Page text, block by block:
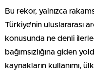
Bu rekor, yalnızca
Türkiye’nin uluslararası
konusunda ne denli
bağımsızlığına giden
kaynakların kullanımı,